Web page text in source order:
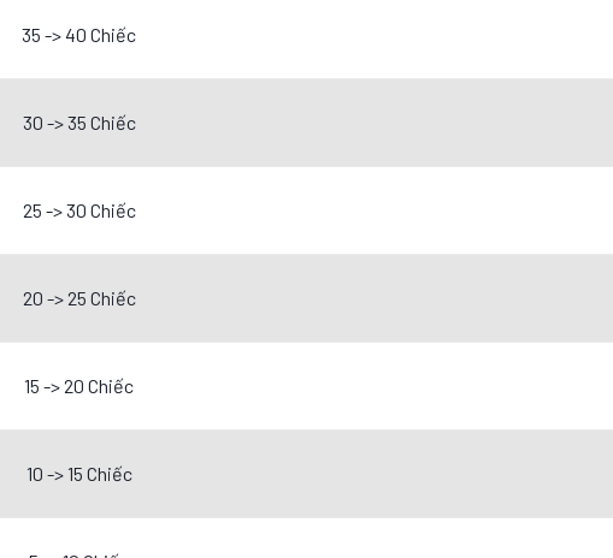
35 -> 40 Chiếc
30 -> 35 Chiếc
25 -> 30 Chiếc
20 -> 25 Chiếc
15 -> 20 Chiếc
10 -> 15 Chiếc